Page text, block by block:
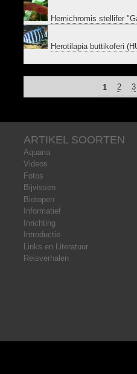
Hemichromis stellifer
Herotilapia buttikoferi
1 2 3
ARTIKEL SOORTEN
Aquaria
Videos
Fotos
Bijvissen
Biotopen
Informatief
Inrichting
Introductie
Links en Literatuur
Reisverhalen